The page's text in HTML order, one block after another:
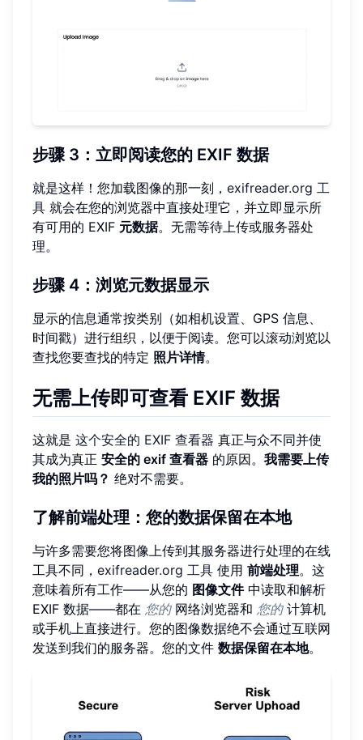
步骤 3：立即阅读您的 EXIF 数据
就是这样！您加载图像的那一刻， exifreader.org 工
具 就会在您的浏览器中直接处理它，并立即显示所
有可用的 EXIF 元数据。无需等待上传或服务器处
理。
步骤 4：浏览元数据显示
显示的信息通常按类别（如相机设置、GPS 信息、
时间戳）进行组织，以便于阅读。您可以滚动浏览以
查找您要查找的特定 照片详情。
无需上传即可查看 EXIF 数据
这就是 这个安全的 EXIF 查看器 真正与众不同并使
其成为真正 安全的 exif 查看器 的原因。 我需要上传
我的照片吗？ 绝对不需要。
了解前端处理：您的数据保留在本地
与许多需要您将图像上传到其服务器进行处理的在线
工具不同， exifreader.org 工具 使用 前端处理。这
意味着所有工作——从您的 图像文件中读取和解析
EXIF 数据——都在 您的网络浏览器和 您的计算机
或手机上直接进行。您的图像数据绝不会通过互联网
发送到我们的服务器。您的文件 数据保留在本地。